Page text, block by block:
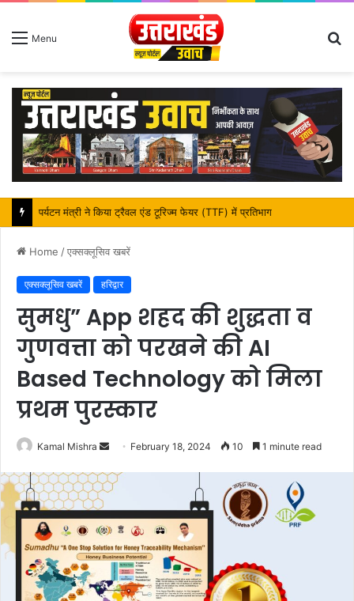
Menu
महापौर शंभू पासवान के जन्मदिवस पर क्षेत्र में विकास की सौगात
Home /एक्सक्लूसिव खबरें
एक्सक्लूसिव खबरें हरिद्वार
सुमधु” App शहद की शुद्धता व
गुणवत्ता को परखने की AI
Based Technology को मिला
प्रथम पुरस्कार
Kamal Mishra
Send
email
February 18, 2024 10 1 minute read